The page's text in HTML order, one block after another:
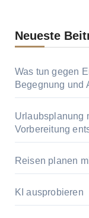
Neueste
Was tun gegen
Begegnung und
Urlaubsplanung
Vorbereitung
Reisen planen
KI ausprobieren